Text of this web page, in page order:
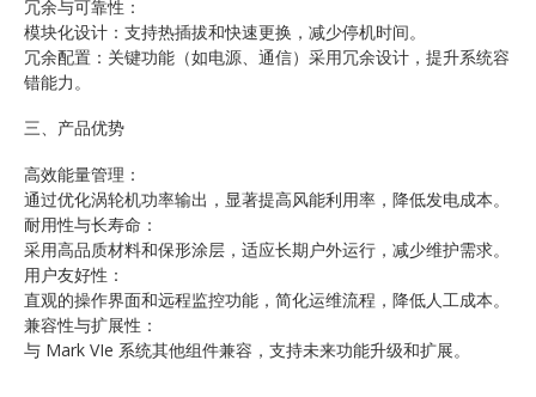
冗余与可靠性：
模块化设计：支持热插拔和快速更换，减少停机时间。
冗余配置：关键功能（如电源、通信）采用冗余设计，提升系统容
错能力。
三、产品优势
高效能量管理：
通过优化涡轮机功率输出，显著提高风能利用率，降低发电成本。
耐用性与长寿命：
采用高品质材料和保形涂层，适应长期户外运行，减少维护需求。
用户友好性：
直观的操作界面和远程监控功能，简化运维流程，降低人工成本。
兼容性与扩展性：
与 Mark VIe 系统其他组件兼容，支持未来功能升级和扩展。